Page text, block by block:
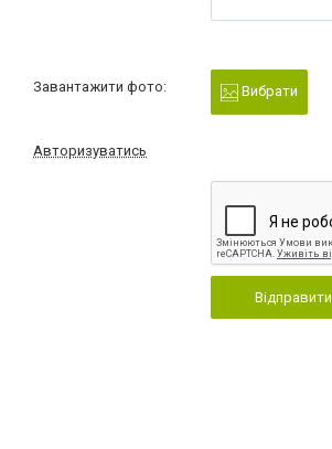
Завантажити фото: Вибрати
Авторизуватись
Відправити